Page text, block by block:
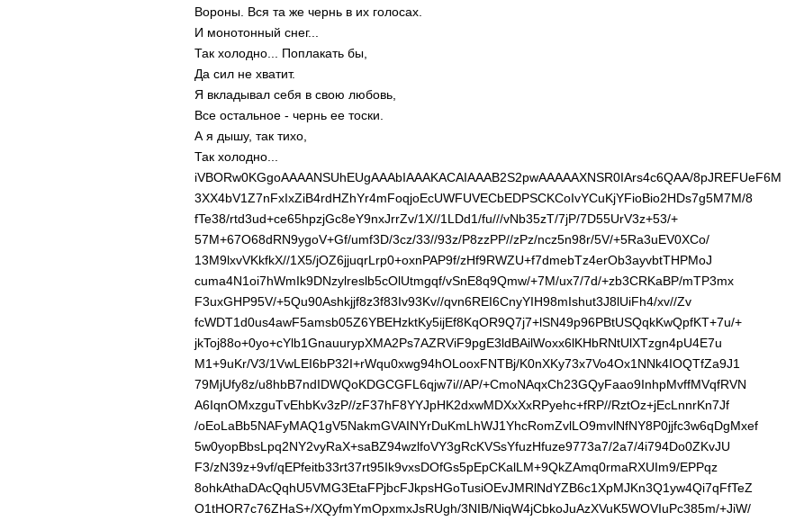
Вороны. Вся та же чернь в их голосах.
И монотонный снег...
Так холодно... Поплакать бы,
Да сил не хватит.
Я вкладывал себя в свою любовь,
Все остальное - чернь ее тоски.
А я дышу, так тихо,
Так холодно...
iVBORw0KGgoAAAANSUhEUgAAAbIAAAKACAIAAAB2S2pwAAAAAXNSR0IArs4c6QAA/8pJREFUeF6M
3XX4bV1Z7nFxIxZiB4rdHZhYr4mFoqjoEcUWFUVECbEDPSCKCoIvYCuKjYFioBio2HDs7g5M7M/8
fTe38/rtd3ud+ce65hpzjGc8eY9nxJrrZv/1X//1LDd1/fu///vNb35zT/7jP/7D55UrV3z+53/+
57M+67O68dRN9ygoV+Gf/umf3D/3cz/33//93z/P8zzPP//zPz/ncz5n98r/5V/+5Ra3uEV0XCo/
13M9lxvVKkfkX//1X5/jOZ6jjuqrLrp0+oxnPAP9f/zHf9RWZU+f7dmebTz4erOb3ayvbtTHPMoJ
cuma4N1oi7hWmIk9DNzylreslb5cOlUtmgqf/vSnE8q9Qmw/+7M/ux7/7d/+zb3CRKaBP/mTP3mx
F3uxGHP95V/+5Qu90Ashkjjf8z3f83Iv93Kv//qvn6REI6CnyYIH98mIshut3J8lUiFh4/xv//Zv
fcWDT1d0us4awF5amsb05Z6YBEHzktKy5ijEf8KqOR9Q7j7+lSN49p96PBtUSQqkKwQpfKT+7u/+
jkToj88o+0yo+cYlb1GnauurypXMA2Ps7AZRViF9pgE3ldBAilWoxx6lKHbRNtUlXTzgn4pU4E7u
M1+9uKr/V3/1VwLEI6bP32I+rWqu0xwg94hOLooxFNTBj/K0nXKy73x7Vo4Ox1NNk4IOQTfZa9J1
79MjUfy8z/u8hbB7ndIDWQoKDGCGFL6qjw7i//AP/+CmoNAqxCh23GQyFaao9InhpMvffMVqfRVN
A6IqnOMxzguTvEhbKv3zP//zF37hF8YYJpHK2dxwMDXxXxRPyehc+fRP//RztOz+jEcLnnrKn7Jf
/oEoLaBb5NAFyMAQ1gV5NakmGVAINYrDuKmLhWJ1YhcRomZvlLO9mvlNfNY8P0jjfc3w6qDgMxef
5w0yopBbsLpq2NY2vyRaX+saBZ94wzlfoVY3gRcKVSsYfuzHfuze9773a7/2a7/4i794Do0ZKvJU
F3/zN39z+9vf/qEPfeitb33rt37rt95Ik9vxsDOfGs5pEpCKalLM+9QkZAmq0rmaRXUIm9/EPPqz
8ohkAthaDAcQqhU5VMG3EtaFPjbcFJkpsHGoTusiOEvJMRlNdYZB6c1XpMJKn3Q1yw4Qi7qFfTeZ
O1tHOR7c76ZHaS+/XQyfmYmOpxmxJsRUgh/3NIB/NiqW4jCbkoJuAzXVuK5WOVIuPc385m/+JiW/